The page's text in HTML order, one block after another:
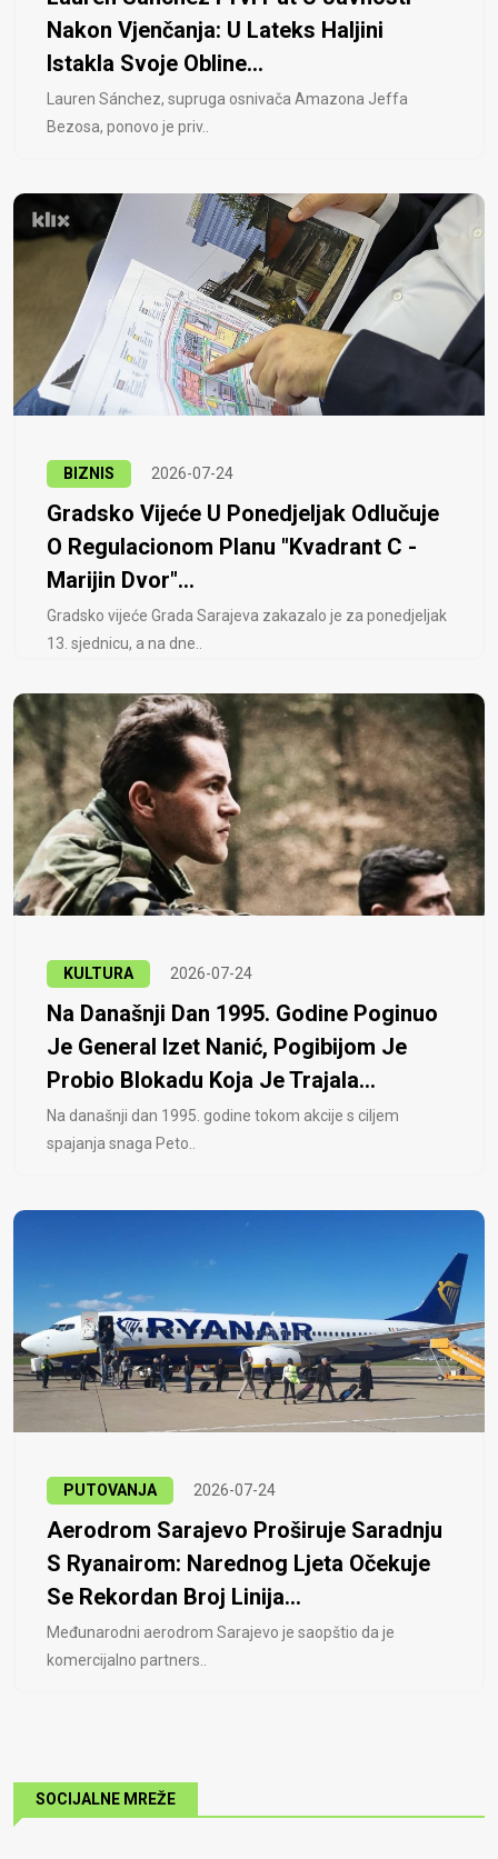
Nakon Vjenčanja: U Lateks Haljini
Istakla Svoje Obline...
Lauren Sánchez, supruga osnivača Amazona Jeffa
Bezosa, ponovo je priv..
BIZNIS 2026-07-24
Gradsko Vijeće U Ponedjeljak Odlučuje
O Regulacionom Planu "Kvadrant C -
Marijin Dvor"...
Gradsko vijeće Grada Sarajeva zakazalo je za ponedjeljak
13. sjednicu, a na dne..
KULTURA 2026-07-24
Na Današnji Dan 1995. Godine Poginuo
Je General Izet Nanić, Pogibijom Je
Probio Blokadu Koja Je Trajala...
Na današnji dan 1995. godine tokom akcije s ciljem
spajanja snaga Peto..
PUTOVANJA 2026-07-24
Aerodrom Sarajevo Proširuje Saradnju
S Ryanairom: Narednog Ljeta Očekuje
Se Rekordan Broj Linija...
Međunarodni aerodrom Sarajevo je saopštio da je
komercijalno partners..
SOCIJALNE MREŽE